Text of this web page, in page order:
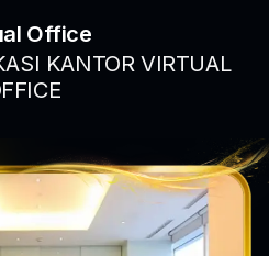
Office
KANTOR VIRTUAL